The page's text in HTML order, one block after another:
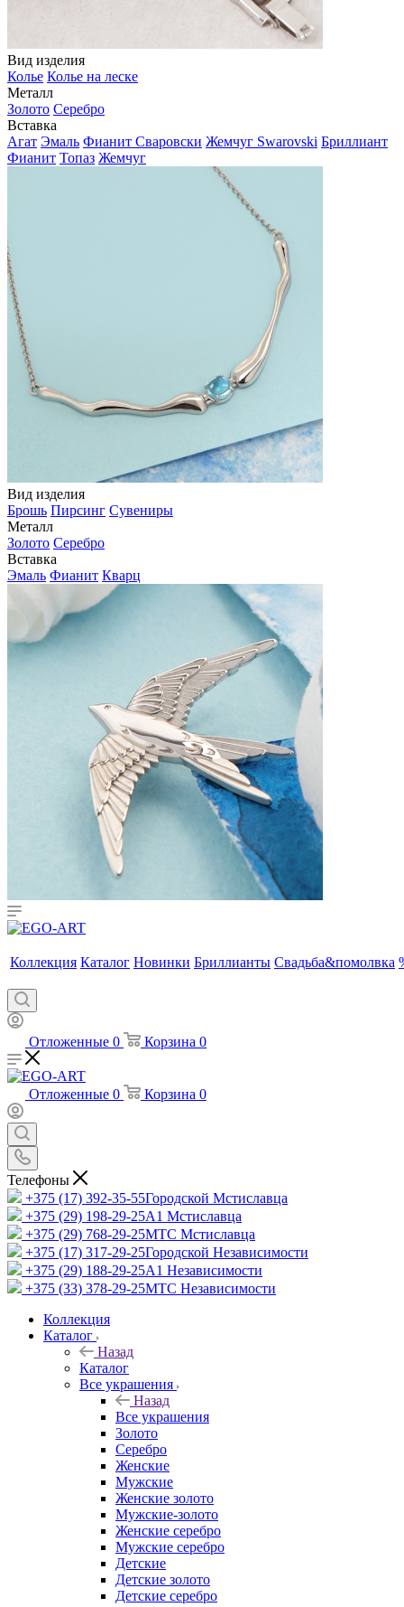
Вид изделия
Колье Колье на леске
Металл
Золото Серебро
Вставка
Агат Эмаль Фианит Сваровски Жемчуг Swarovski Бриллиант
Фианит Топаз Жемчуг
Вид изделия
Брошь Пирсинг Сувениры
Металл
Золото Серебро
Вставка
Эмаль Фианит Кварц
Коллекция Каталог Новинки Бриллианты Свадьба&помолвка
Отложенные 0 Корзина 0
Отложенные 0 Корзина 0
Телефоны
+375 (17) 392-35-55Городской Мстиславца
+375 (29) 198-29-25A1 Мстиславца
+375 (29) 768-29-25МТС Мстиславца
+375 (17) 317-29-25Городской Независимости
+375 (29) 188-29-25A1 Независимости
+375 (33) 378-29-25МТС Независимости
Коллекция
Каталог
Назад
Каталог
Все украшения
Назад
Все украшения
Золото
Серебро
Женские
Мужские
Женские золото
Мужские-золото
Женские серебро
Мужские серебро
Детские
Детские золото
Детские серебро